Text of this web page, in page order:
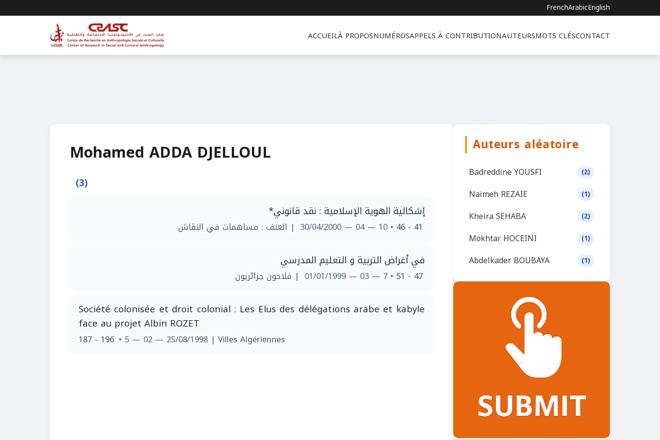
FrenchArabicEnglish
ACCUEILÀ PROPOSNUMÉROSAPPELS À CONTRIBUTIONAUTEURSMOTS CLÉSCONTACT
Mohamed ADDA DJELLOUL
(3)
إشكالية الهوية الإسلامية : نقد قانوني*
41 - 46
• 10 — 04 — 30/04/2000 | العنف : مساهمات في النقاش
في أغراض التربية و التعليم المدرسي
47 - 51
• 7 — 03 — 01/01/1999 | فلاحون جزائريون
Société colonisée et droit colonial : Les Elus des délégations arabe et kabyle
face au projet Albin ROZET
187 - 196 • 5 — 02 — 25/08/1998 | Villes Algériennes
Auteurs aléatoire
Badreddine YOUSFI (2)
Naimeh REZAIE (1)
Kheira SEHABA (2)
Mokhtar HOCEINI (1)
Abdelkader BOUBAYA (1)